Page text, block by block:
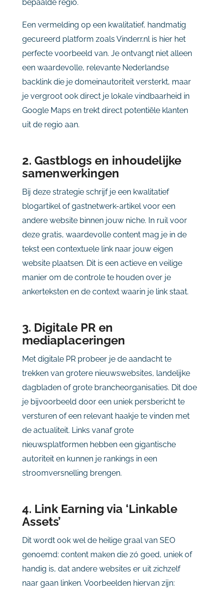
bepaalde regio.
Een vermelding op een kwalitatief, handmatig
gecureerd platform zoals Vinderr.nl is hier het
perfecte voorbeeld van. Je ontvangt niet alleen
een waardevolle, relevante Nederlandse
backlink die je domeinautoriteit versterkt, maar
je vergroot ook direct je lokale vindbaarheid in
Google Maps en trekt direct potentiële klanten
uit de regio aan.
2. Gastblogs en inhoudelijke
samenwerkingen
Bij deze strategie schrijf je een kwalitatief
blogartikel of gastnetwerk-artikel voor een
andere website binnen jouw niche. In ruil voor
deze gratis, waardevolle content mag je in de
tekst een contextuele link naar jouw eigen
website plaatsen. Dit is een actieve en veilige
manier om de controle te houden over je
ankerteksten en de context waarin je link staat.
3. Digitale PR en
mediaplaceringen
Met digitale PR probeer je de aandacht te
trekken van grotere nieuwswebsites, landelijke
dagbladen of grote brancheorganisaties. Dit doe
je bijvoorbeeld door een uniek persbericht te
versturen of een relevant haakje te vinden met
de actualiteit. Links vanaf grote
nieuwsplatformen hebben een gigantische
autoriteit en kunnen je rankings in een
stroomversnelling brengen.
4. Link Earning via ‘Linkable
Assets’
Dit wordt ook wel de heilige graal van SEO
genoemd: content maken die zó goed, uniek of
handig is, dat andere websites er uit zichzelf
naar gaan linken. Voorbeelden hiervan zijn: